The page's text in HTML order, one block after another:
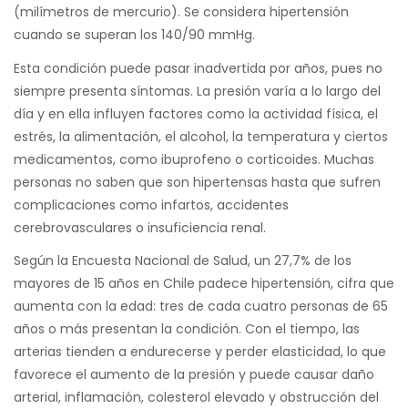
(milímetros de mercurio). Se considera hipertensión
cuando se superan los 140/90 mmHg.
Esta condición puede pasar inadvertida por años, pues no
siempre presenta síntomas. La presión varía a lo largo del
día y en ella influyen factores como la actividad física, el
estrés, la alimentación, el alcohol, la temperatura y ciertos
medicamentos, como ibuprofeno o corticoides. Muchas
personas no saben que son hipertensas hasta que sufren
complicaciones como infartos, accidentes
cerebrovasculares o insuficiencia renal.
Según la Encuesta Nacional de Salud, un 27,7% de los
mayores de 15 años en Chile padece hipertensión, cifra que
aumenta con la edad: tres de cada cuatro personas de 65
años o más presentan la condición. Con el tiempo, las
arterias tienden a endurecerse y perder elasticidad, lo que
favorece el aumento de la presión y puede causar daño
arterial, inflamación, colesterol elevado y obstrucción del